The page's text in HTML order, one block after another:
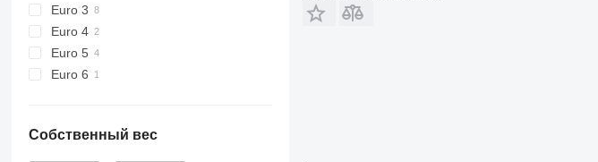
Euro 3
Euro 4
Euro 5
Euro 6
Собственный вес